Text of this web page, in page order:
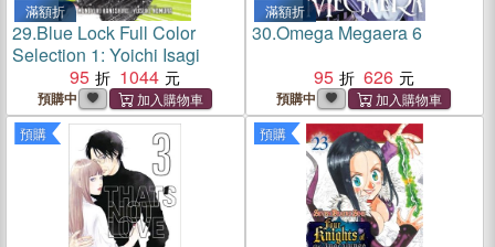
滿額折
29.Blue Lock Full Color
Selection 1: Yoichi Isagi
95
1044
預購中
滿額折
30.Omega Megaera 6
95
626
預購中
預購 預購